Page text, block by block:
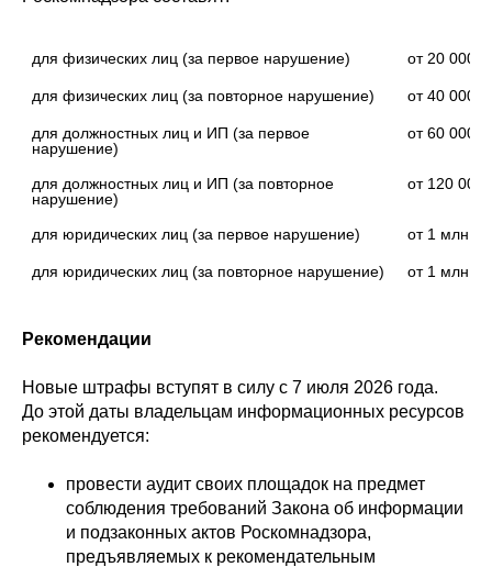
для физических лиц (за первое нарушение) от 20 000
для физических лиц (за повторное нарушение) от 40 000
для должностных лиц и ИП (за первое
нарушение)
от 60 000
для должностных лиц и ИП (за повторное
нарушение)
от 120 000
для юридических лиц (за первое нарушение) от 1 млн
для юридических лиц (за повторное нарушение) от 1 млн
Рекомендации
Новые штрафы вступят в силу с 7 июля 2026 года.
До этой даты владельцам информационных ресурсов
рекомендуется:
провести аудит своих площадок на предмет
соблюдения требований Закона об информации
и подзаконных актов Роскомнадзора,
предъявляемых к рекомендательным